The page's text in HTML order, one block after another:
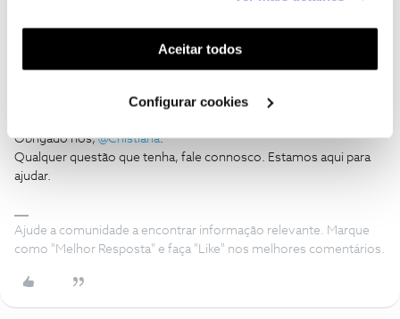
funcionalidades (cookies de personalização e
funcionalidade) e adaptar anúncios aos seus interesses
(cookies de publicidade personalizada). Pode gerir a
utilização dos cookies clicando em "Configurar
Aceitar todos
Configurar cookies Forum|Forum|2 years ago
Obrigado nós,@Criistiana.
Qualquer questão que tenha, fale connosco. Estamos aqui para
ajudar.
Ajude a comunidade a encontrar informação relevante. Marque
como "Melhor Resposta" e faça "Like" nos melhores comentários.